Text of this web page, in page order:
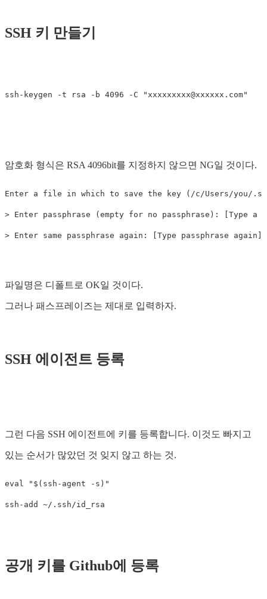
SSH 키 만들기
ssh-keygen -t rsa -b 4096 -C " xxxxxxxxx@xxxxxx.com"
암호화 형식은 RSA 4096bit를 지정하지 않으면 NG일 것이다.
Enter a file in which to save the key (/c/Users/you/
> Enter passphrase (empty for no passphrase): [Type a
파일명은 디폴트로 OK일 것이다.
그러나 패스프레이즈는 제대로 입력하자.
SSH 에이전트 등록
그런 다음 SSH 에이전트에 키를 등록합니다. 이것도 빠지고
있는 순서가 많았던 것 잊지 않고 하는 것.
eval "$(ssh-agent -s)"
공개 키를 Github에 등록